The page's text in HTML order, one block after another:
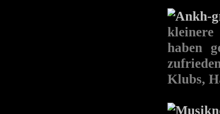
haben
Klubs,